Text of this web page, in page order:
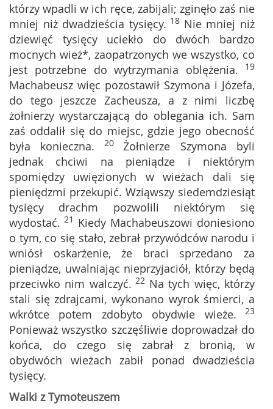
którzy wpadli w ich ręce, zabijali; zginęło zaś nie
mniej niż dwadzieścia tysięcy. 18 Nie mniej niż
dziewięć tysięcy uciekło do dwóch bardzo
mocnych wież*, zaopatrzonych we wszystko, co
jest potrzebne do wytrzymania oblężenia. 19
Machabeusz więc pozostawił Szymona i Józefa,
do tego jeszcze Zacheusza, a z nimi liczbę
żołnierzy wystarczającą do oblegania ich. Sam
zaś oddalił się do miejsc, gdzie jego obecność
była konieczna. 20 Żołnierze Szymona byli
jednak chciwi na pieniądze i niektórym
spomiędzy uwięzionych w wieżach dali się
pieniędzmi przekupić. Wziąwszy siedemdziesiąt
tysięcy drachm pozwolili niektórym się
wydostać. 21 Kiedy Machabeuszowi doniesiono
o tym, co się stało, zebrał przywódców narodu i
wniósł oskarżenie, że braci sprzedano za
pieniądze, uwalniając nieprzyjaciół, którzy będą
przeciwko nim walczyć. 22 Na tych więc, którzy
stali się zdrajcami, wykonano wyrok śmierci, a
wkrótce potem zdobyto obydwie wieże. 23
Ponieważ wszystko szczęśliwie doprowadzał do
końca, do czego się zabrał z bronią, w
obydwóch wieżach zabił ponad dwadzieścia
tysięcy.
Walki z Tymoteuszem